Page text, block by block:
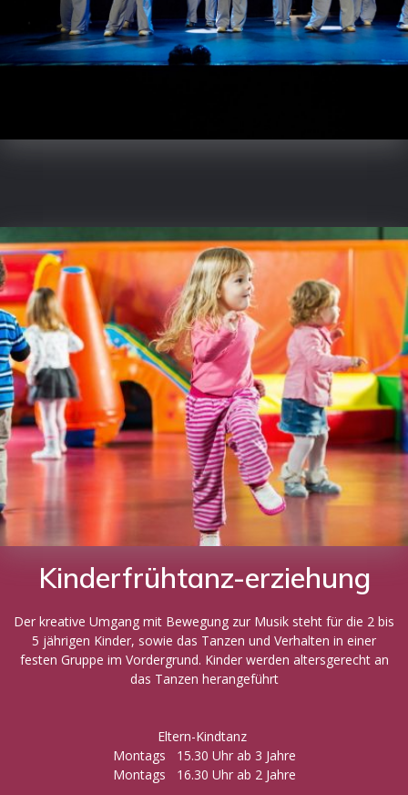
Kinderfrühtanz-erziehung
Der kreative Umgang mit Bewegung zur Musik steht für die 2 bis
5 jährigen Kinder, sowie das Tanzen und Verhalten in einer
festen Gruppe im Vordergrund. Kinder werden altersgerecht an
das Tanzen herangeführt
Eltern-Kindtanz
Montags 15.30 Uhr ab 3 Jahre
Montags 16.30 Uhr ab 2 Jahre